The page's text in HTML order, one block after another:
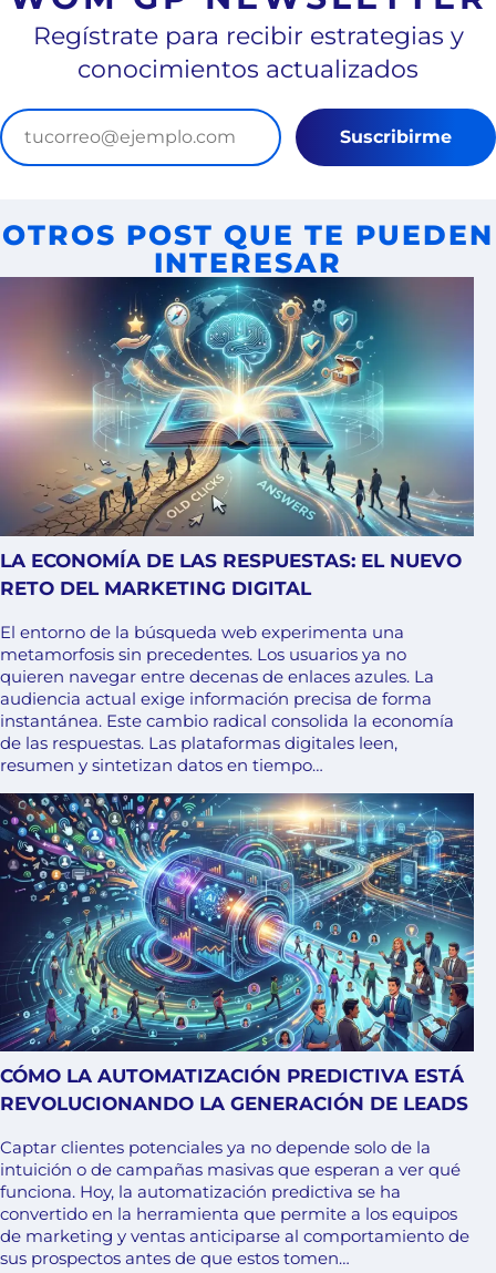
Regístrate para recibir estrategias y
conocimientos actualizados
Suscribirme
OTROS POST QUE TE PUEDEN
INTERESAR
LA ECONOMÍA DE LAS RESPUESTAS: EL NUEVO
RETO DEL MARKETING DIGITAL
El entorno de la búsqueda web experimenta una
metamorfosis sin precedentes. Los usuarios ya no
quieren navegar entre decenas de enlaces azules. La
audiencia actual exige información precisa de forma
instantánea. Este cambio radical consolida la economía
de las respuestas. Las plataformas digitales leen,
resumen y sintetizan datos en tiempo…
CÓMO LA AUTOMATIZACIÓN PREDICTIVA ESTÁ
REVOLUCIONANDO LA GENERACIÓN DE LEADS
Captar clientes potenciales ya no depende solo de la
intuición o de campañas masivas que esperan a ver qué
funciona. Hoy, la automatización predictiva se ha
convertido en la herramienta que permite a los equipos
de marketing y ventas anticiparse al comportamiento de
sus prospectos antes de que estos tomen…